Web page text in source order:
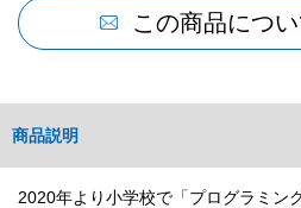
この商品につ
商品説明
2020年より小学校で「プログラミン